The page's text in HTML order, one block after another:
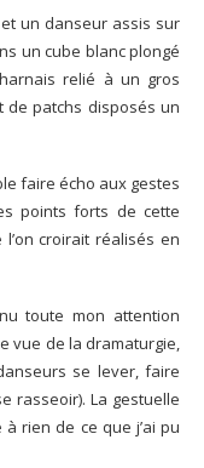
un danseur assis sur
un cube blanc plongé
relié à un gros
patchs disposés un
faire écho aux gestes
points forts de cette
croirait réalisés en
toute mon attention
vue de la dramaturgie,
se lever, faire
rasseoir). La gestuelle
rien de ce que j’ai pu